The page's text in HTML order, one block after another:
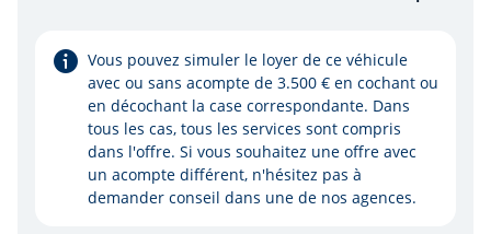
Vous pouvez simuler le loyer de ce véhicule
avec ou sans acompte de 3.500 € en cochant ou
en décochant la case correspondante. Dans
tous les cas, tous les services sont compris
dans l'offre. Si vous souhaitez une offre avec
un acompte différent, n'hésitez pas à
demander conseil dans une de nos agences.